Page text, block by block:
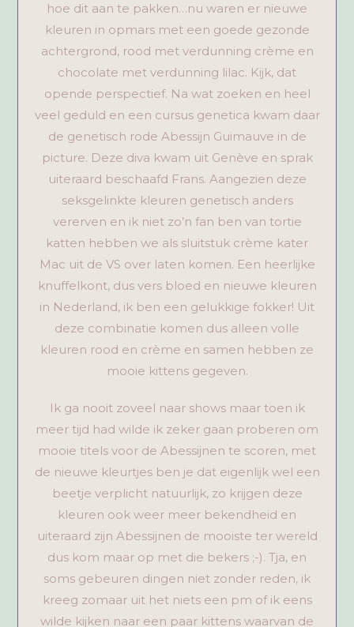
hoe dit aan te pakken…nu waren er nieuwe
kleuren in opmars met een goede gezonde
achtergrond, rood met verdunning crème en
chocolate met verdunning lilac. Kijk, dat
opende perspectief. Na wat zoeken en heel
veel geduld en een cursus genetica kwam daar
de genetisch rode Abessijn Guimauve in de
picture. Deze diva kwam uit Genève en sprak
uiteraard beschaafd Frans. Aangezien deze
seksgelinkte kleuren genetisch anders
vererven en ik niet zo’n fan ben van tortie
katten hebben we als sluitstuk crème kater
Mac uit de VS over laten komen. Een heerlijke
knuffelkont, dus vers bloed en nieuwe kleuren
in Nederland, ik ben een gelukkige fokker! Uit
deze combinatie komen dus alleen volle
kleuren rood en crème en samen hebben ze
mooie kittens gegeven.
Ik ga nooit zoveel naar shows maar toen ik
meer tijd had wilde ik zeker gaan proberen om
mooie titels voor de Abessijnen te scoren, met
de nieuwe kleurtjes ben je dat eigenlijk wel een
beetje verplicht natuurlijk, zo krijgen deze
kleuren ook weer meer bekendheid en
uiteraard zijn Abessijnen de mooiste ter wereld
dus kom maar op met die bekers ;-). Tja, en
soms gebeuren dingen niet zonder reden, ik
kreeg zomaar uit het niets een pm of ik eens
wilde kijken naar een paar kittens waarvan de